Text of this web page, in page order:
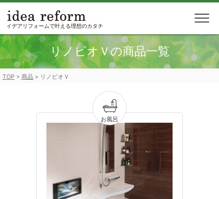
Skip
content
イデアリフォームで叶える理想のカタチ
リノビオＶの商品一覧
TOP > 商品 > リノビオＶ